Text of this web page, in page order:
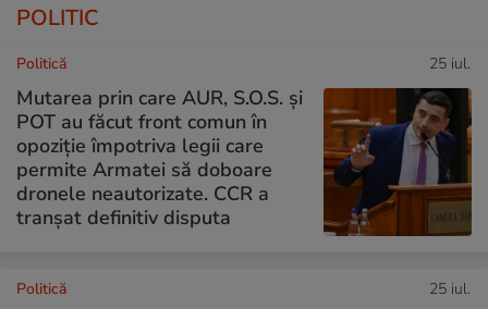
POLITIC
Politică 25 iul.
Mutarea prin care AUR, S.O.S. și
POT au făcut front comun în
opoziție împotriva legii care
permite Armatei să doboare
dronele neautorizate. CCR a
tranșat definitiv disputa
Politică 25 iul.